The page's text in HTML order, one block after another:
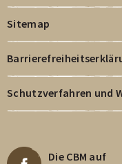
Sitemap
Schutzverfahren und
Die CBM auf